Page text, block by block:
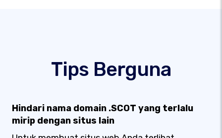
Tips Berguna
Hindari nama domain .SCOT yang terlalu
mirip dengan situs lain